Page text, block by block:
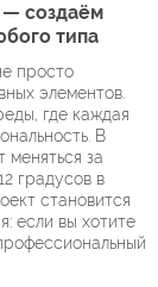
— создаём
типа
просто
элементов.
где каждая
В
меняться за
градусов в
становится
если вы хотите